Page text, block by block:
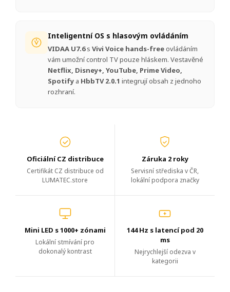
Inteligentní OS s hlasovým ovládáním
VIDAA U7.6s Vivi Voice hands-freeovládáním
vám umožní control TV pouze hláskem. Vestavěné
Netflix, Disney+, YouTube, Prime Video,
Spotify a HbbTV 2.0.1 integrují obsah z jednoho
rozhraní.
Oficiální CZ distribuce
Certifikát CZ distribuce od
LUMATEC.store
Záruka 2 roky
Servisní střediska v ČR,
lokální podpora značky
Mini LED s 1000+ zónami
Lokální stmívání pro
dokonalý kontrast
144 Hz s latencí pod 20
ms
Nejrychlejší odezva v
kategorii